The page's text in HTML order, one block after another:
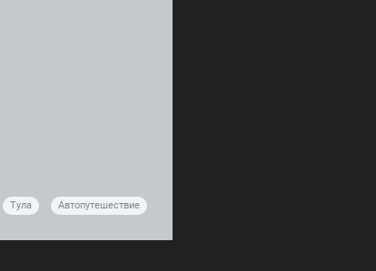
Тула Автопутешествие